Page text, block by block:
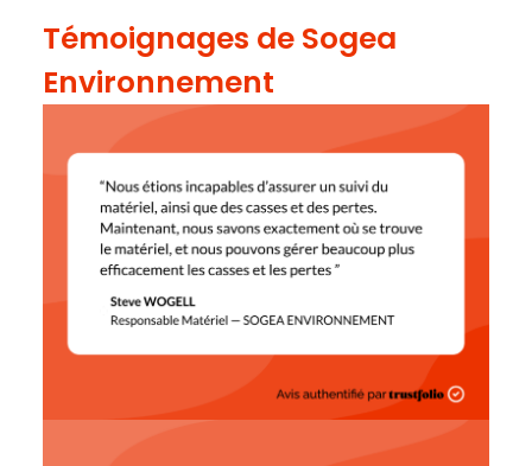
Témoignages de Sogea
Environnement